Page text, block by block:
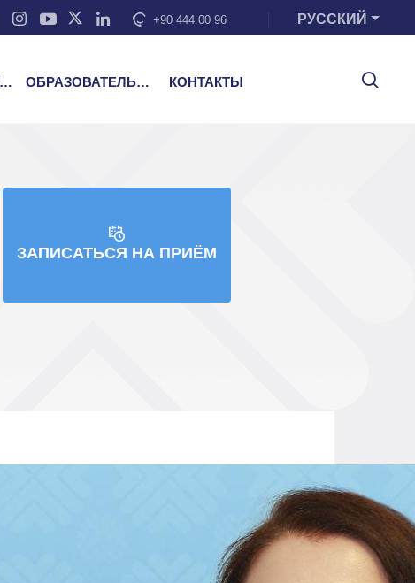
+90 444 00 96 РУССКИЙ
ОБРАЗОВАТЕЛЬНЫЕ УСЛУГИ КОНТАКТЫ
ЗАПИСАТЬСЯ НА ПРИЁМ